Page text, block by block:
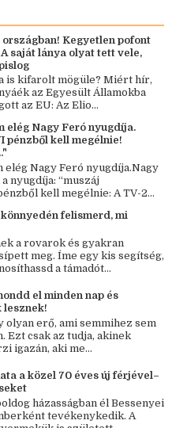
Kegyetlen pofont
saját lánya olyat tett vele,
is kifarolt mögüle? Miért hír,
az Egyesült Államokba
az EU: Az Elio...
elég Nagy Feró nyugdíja.
pénzből kell megélnie!
elég Nagy Feró nyugdíja.Nagy
nyugdíja: “muszáj
kell megélnie: A TV-2...
felismerd, mi
a rovarok és gyakran
meg. Íme egy kis segítség,
a támadót...
el minden nap és
lesznek!
olyan erő, ami semmihez sem
Ezt csak az tudja, akinek
igazán, aki me...
a közel 70 éves új férjével–
házasságban él Bessenyei
tevékenykedik. A